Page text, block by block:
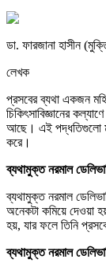
ডা. ফারজানা হাসীন
লেখক
প্রসবের ব্যথা একজন
চিকিৎসাবিজ্ঞানের
আছে। এই পদ্ধতিগুলো
করে।
ব্যথামুক্তনরমাল
ব্যথামুক্ত নরমাল
অনেকটা কমিয়ে দেওয়া
হয়, যার ফলে তিনি
ব্যথামুক্তনরমাল